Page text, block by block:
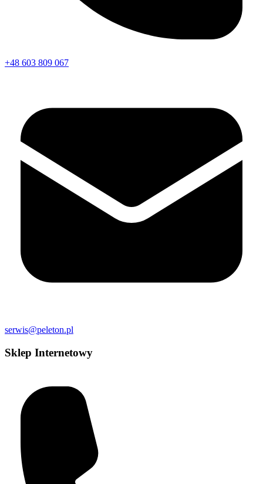
+48 603 809 067
serwis@peleton.pl
Sklep Internetowy